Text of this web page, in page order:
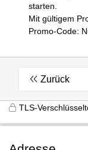
starten.
Mit gültigem
Promo-Code:
Zurück
TLS-